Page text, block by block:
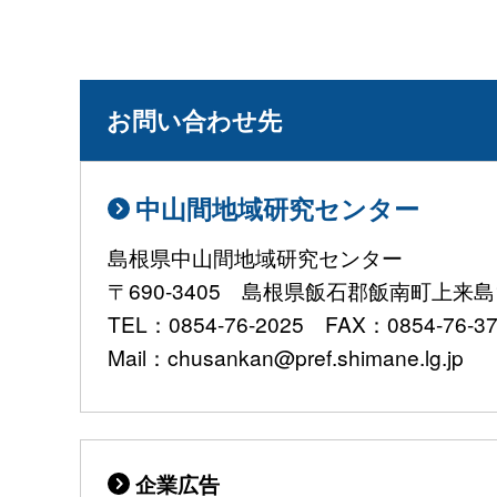
お問い合わせ先
中山間地域研究センター
島根県中山間地域研究センター
〒690-3405 島根県飯石郡飯南町上来
TEL：0854-76-2025 FAX：0854-76-
Mail：chusankan@pref.shimane.lg.jp
企業広告